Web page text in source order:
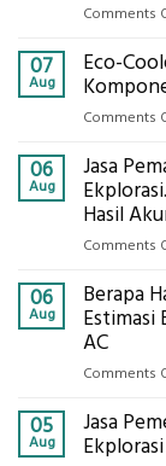
Comments
07
Aug
Eco-
Comments
06
Aug
Jasa
Hasil
Comments
06
Aug
Berapa
Estimasi
AC
Comments
05
Aug
Jasa